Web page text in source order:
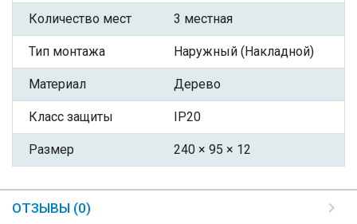
Количество мест 3 местная
Тип монтажа Наружный (Накладной)
Материал Дерево
Класс защиты IP20
Размер 240 × 95 × 12
ОТЗЫВЫ (0)